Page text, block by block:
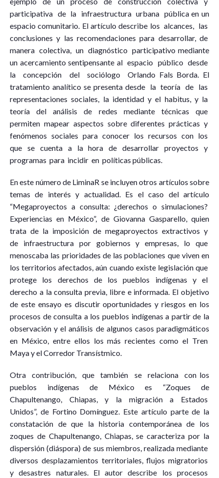
participativa de la infraestructura urbana pública en un
espacio comunitario. El artículo describe los alcances, las
conclusiones y las recomendaciones para desarrollar, de
manera colectiva, un diagnóstico participativo mediante
un acercamiento sentipensante al espacio público desde
la concepción del sociólogo Orlando Fals Borda. El
tratamiento analítico se presenta desde la teoría de las
representaciones sociales, la identidad y el habitus, y la
teoría del análisis de redes mediante técnicas que
permiten mapear aspectos sobre diferentes prácticas y
fenómenos sociales para conocer los recursos con los
que se cuenta a la hora de desarrollar proyectos y
programas para incidir en políticas públicas.
En este número de LiminaR se incluyen otros artículos sobre
temas de interés y actualidad. Es el caso del artículo
“Megaproyectos a consulta: ¿derechos o simulaciones?
Experiencias en México”, de Giovanna Gasparello, quien
trata de la imposición de megaproyectos extractivos y
de infraestructura por gobiernos y empresas, lo que
menoscaba las prioridades de las poblaciones que viven en
los territorios afectados, aún cuando existe legislación que
protege los derechos de los pueblos indígenas y el
derecho a la consulta previa, libre e informada. El objetivo
de este ensayo es discutir oportunidades y riesgos en los
procesos de consulta a los pueblos indígenas a partir de la
observación y el análisis de algunos casos paradigmáticos
en México, entre ellos los más recientes como el Tren
Maya y el Corredor Transístmico.
Otra contribución, que también se relaciona con los
pueblos indígenas de México es “Zoques de
Chapultenango, Chiapas, y la migración a Estados
Unidos”, de Fortino Domínguez. Este artículo parte de la
constatación de que la historia contemporánea de los
zoques de Chapultenango, Chiapas, se caracteriza por la
dispersión (diáspora) de sus miembros, realizada mediante
diversos desplazamientos territoriales, flujos migratorios
y desastres naturales. El autor describe los procesos